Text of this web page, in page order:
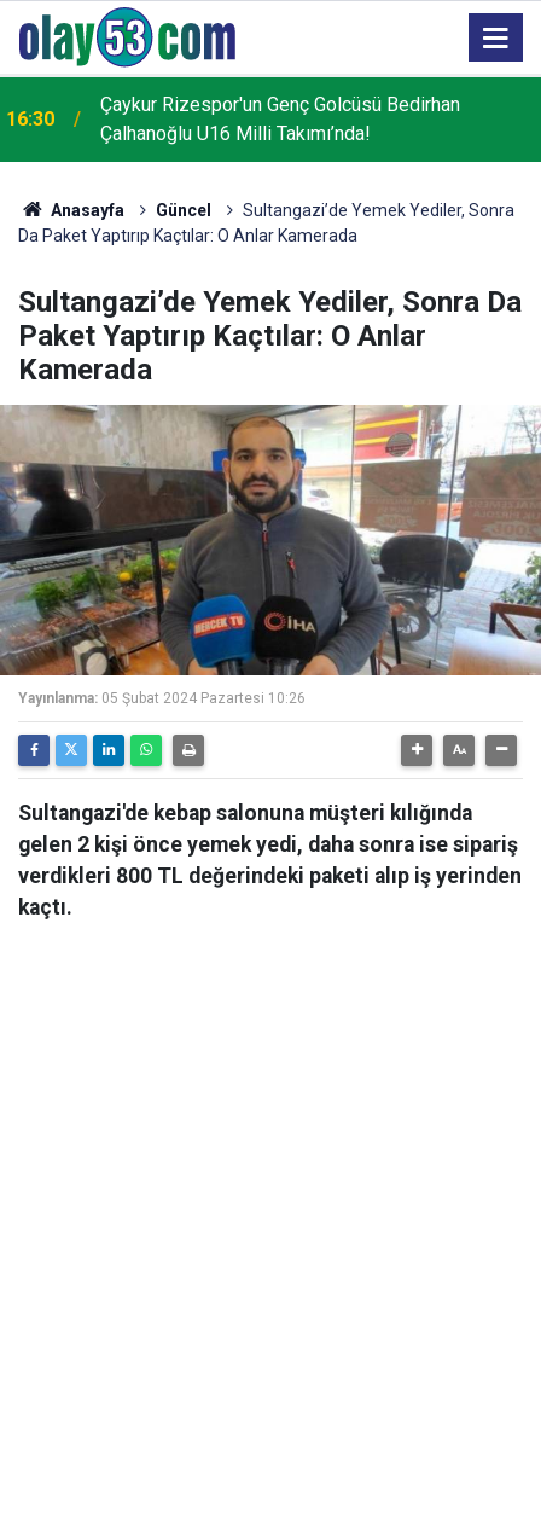
15:57
Salah'ı ilk kez görüp telefonla görüntüsünü çekip "O
ne bilama bişe" diyen teyzeler o anları anlattı
Anasayfa Güncel
Sultangazi’de Yemek Yediler, Sonra
Da Paket Yaptırıp Kaçtılar: O Anlar Kamerada
Sultangazi’de Yemek Yediler, Sonra Da
Paket Yaptırıp Kaçtılar: O Anlar
Kamerada
Yayınlanma: 05 Şubat 2024 Pazartesi 10:26
Sultangazi'de kebap salonuna müşteri kılığında
gelen 2 kişi önce yemek yedi, daha sonra ise sipariş
verdikleri 800 TL değerindeki paketi alıp iş yerinden
kaçtı.